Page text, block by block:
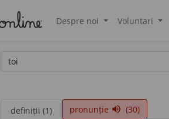
Despre noi Voluntari
definiții (1) pronunție volume_up (30)